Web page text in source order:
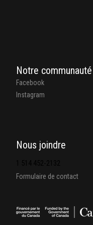
Notre communauté
Facebook
Instagram
Nous joindre
Formulaire de contact